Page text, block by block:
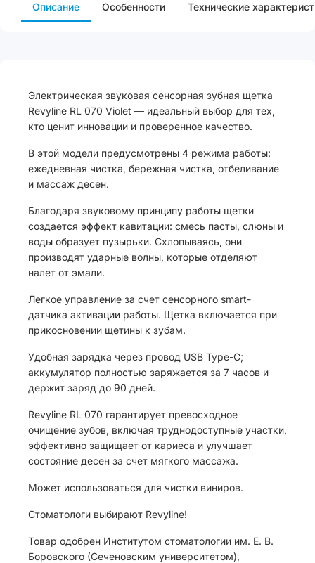
Описание Особенности Технические
Электрическая звуковая сенсорная зубная щетка
Revyline RL 070 Violet — идеальный выбор для тех,
кто ценит инновации и проверенное качество.
В этой модели предусмотрены 4 режима работы:
ежедневная чистка, бережная чистка, отбеливание
и массаж десен.
Благодаря звуковому принципу работы щетки
создается эффект кавитации: смесь пасты, слюны и
воды образует пузырьки. Схлопываясь, они
производят ударные волны, которые отделяют
налет от эмали.
Легкое управление за счет сенсорного smart-
датчика активации работы. Щетка включается при
прикосновении щетины к зубам.
Удобная зарядка через провод USB Type-C;
аккумулятор полностью заряжается за 7 часов и
держит заряд до 90 дней.
Revyline RL 070 гарантирует превосходное
очищение зубов, включая труднодоступные участки,
эффективно защищает от кариеса и улучшает
состояние десен за счет мягкого массажа.
Может использоваться для чистки виниров.
Стоматологи выбирают Revyline!
Товар одобрен Институтом стоматологии им. Е. В.
Боровского (Сеченовским университетом),